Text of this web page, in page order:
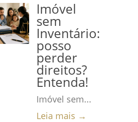
Imóvel
sem
Inventário:
posso
perder
direitos?
Entenda!
Imóvel sem...
Leia mais →